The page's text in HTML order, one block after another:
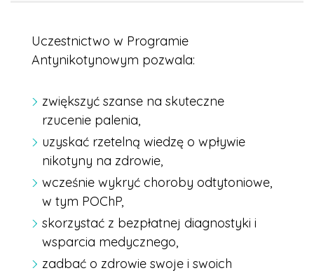
Uczestnictwo w Programie
Antynikotynowym pozwala:
zwiększyć szanse na skuteczne
rzucenie palenia,
uzyskać rzetelną wiedzę o wpływie
nikotyny na zdrowie,
wcześnie wykryć choroby odtytoniowe,
w tym POChP,
skorzystać z bezpłatnej diagnostyki i
wsparcia medycznego,
zadbać o zdrowie swoje i swoich